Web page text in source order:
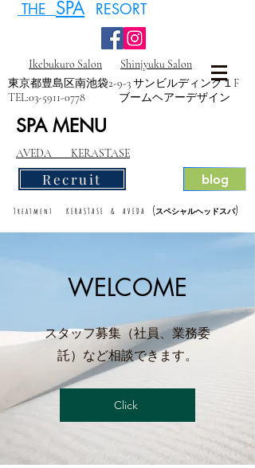
THE SPA RESORT
Ikebukuro Salon
Shinjyuku Salon
東京都豊島区南池袋2-9-3 サンビルディング１F
TEL:03-5911-0778 ブームヘアーデザイン
SPA MENU
AVEDA KERASTASE
Recruit blog
Treatment KERASTASE & AVEDA (スペシャルヘッドスパ)
WELCOME
スタッフ募集（社員、業務委
託）など相談できます。
Click